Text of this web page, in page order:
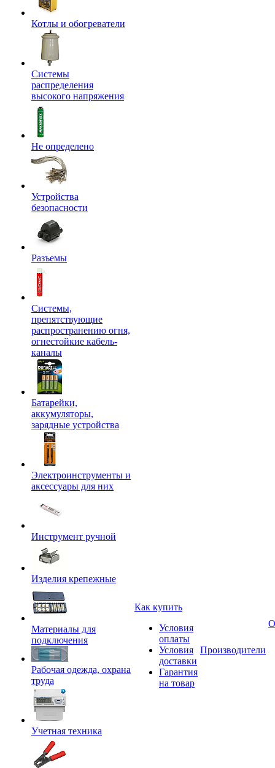
Котлы и обогреватели
Системы
распределения
высокого напряжения
Не определено
Устройства
безопасности
Разъемы
Системы,
препятствующие
распространению огня,
огнестойкие кабель-
каналы
Батарейки,
аккумуляторы,
зарядные устройства
Электроинструменты и
аксессуары для них
Инструмент ручной
Изделия крепежные
Материалы для
подключения
Рабочая одежда, охрана
труда
Учетная техника
Как купить
Условия
оплаты
Условия
доставки
Гарантия
на товар
Производители